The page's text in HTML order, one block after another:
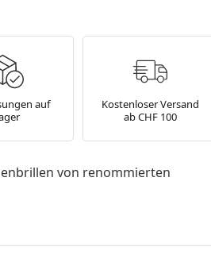
auf
Kostenloser Versand
ab CHF 100
von renommierten